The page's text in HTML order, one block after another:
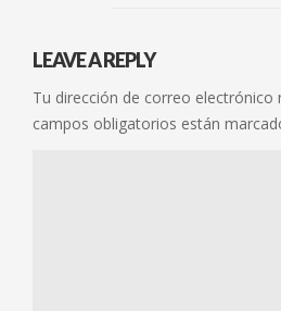
LEAVE A REPLY
Tu dirección de correo electrónico
campos obligatorios están